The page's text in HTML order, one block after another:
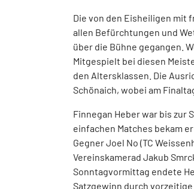
Die von den Eisheiligen
allen Befürchtungen und
über die Bühne gegangen.
Mitgespielt bei diesen
den Altersklassen. Die
Schönaich, wobei am
Finnegan Heber war bis zur
einfachen Matches bekam
Gegner Joel No (TC
Vereinskamerad Jakub
Sonntagvormittag endete
Satzgewinn durch